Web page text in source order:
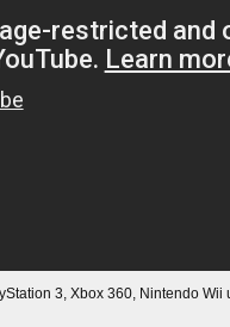
3, Xbox 360, Nintendo Wii